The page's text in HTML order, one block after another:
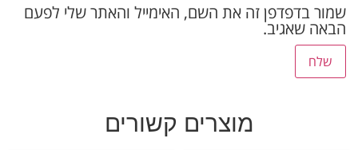
שמור בדפדפן זה את השם, האימייל והאתר שלי לפעם
הבאה שאגיב.
מוצרים קשורים